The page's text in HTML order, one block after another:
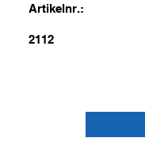
Artikelnr.:
2112